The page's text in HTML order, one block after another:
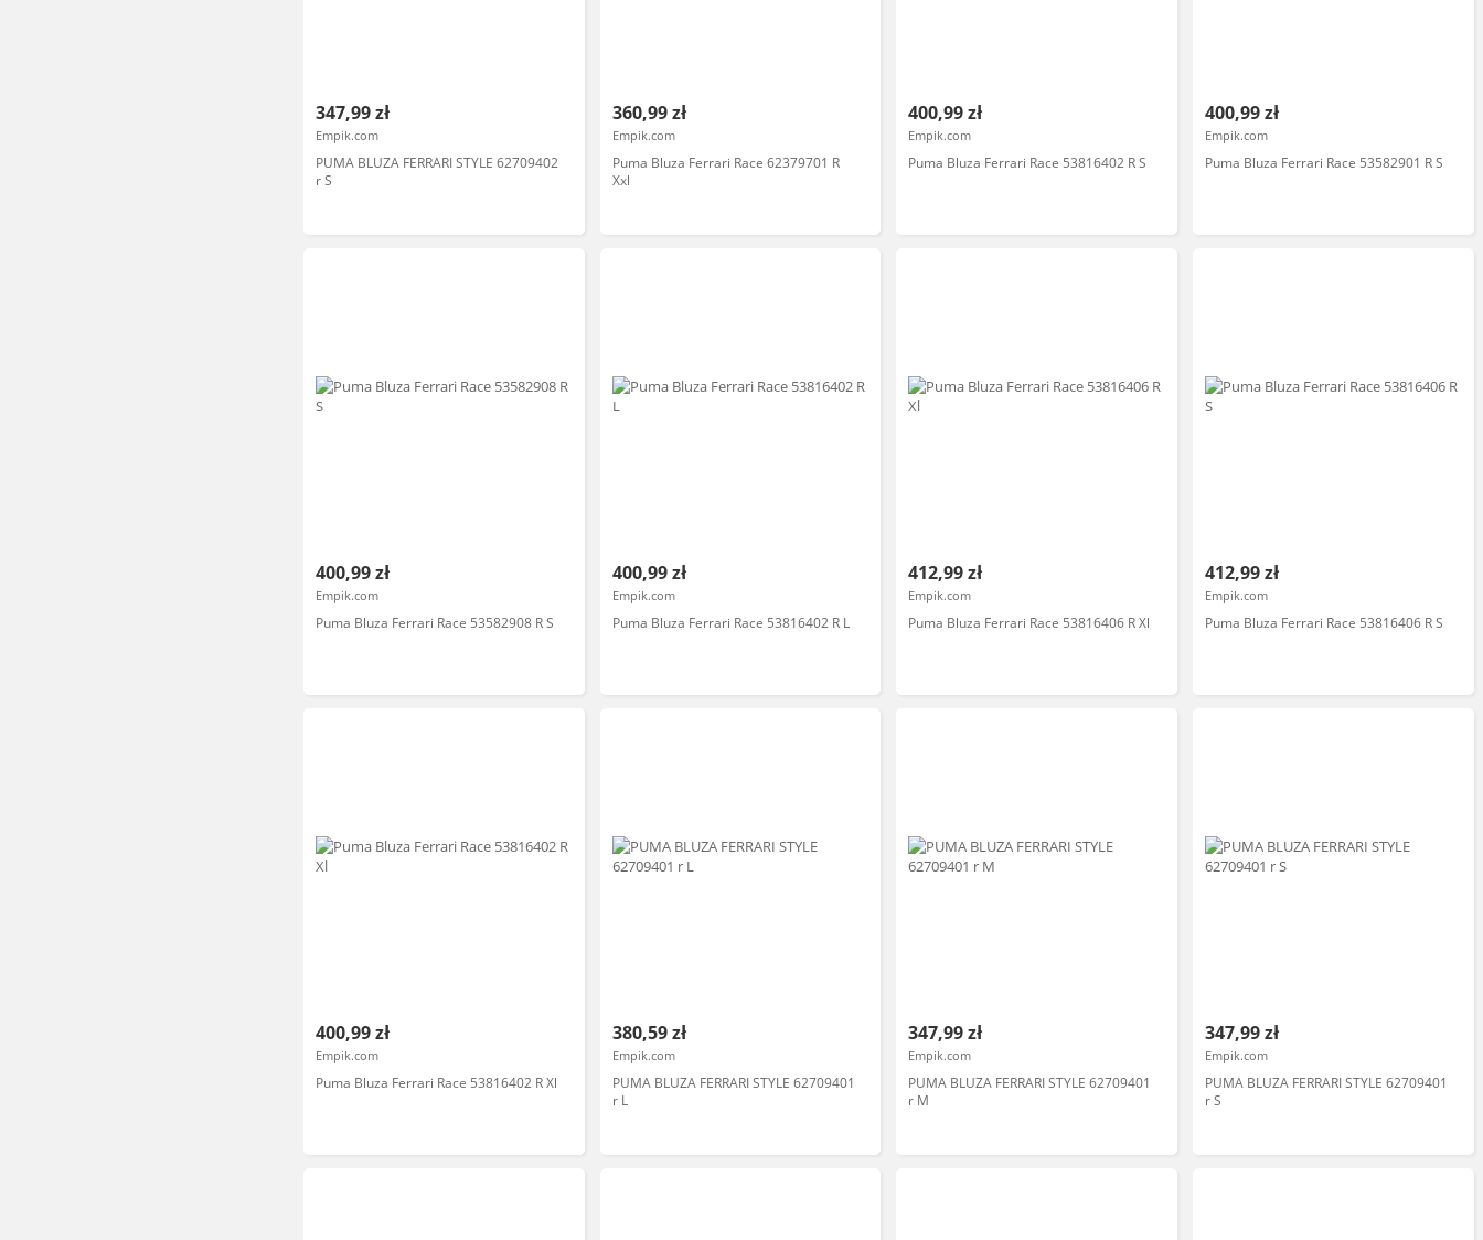
347,99 zł
Empik.com
PUMA BLUZA FERRARI STYLE 62709402
r S
360,99 zł
Empik.com
Puma Bluza Ferrari Race 62379701 R
Xxl
400,99 zł
Empik.com
Puma Bluza Ferrari Race 53816402 R S
400,99 zł
Empik.com
Puma Bluza Ferrari Race 53582901 R S
400,99 zł
Empik.com
Puma Bluza Ferrari Race 53582908 R S
400,99 zł
Empik.com
Puma Bluza Ferrari Race 53816402 R L
412,99 zł
Empik.com
Puma Bluza Ferrari Race 53816406 R Xl
412,99 zł
Empik.com
Puma Bluza Ferrari Race 53816406 R S
400,99 zł
Empik.com
Puma Bluza Ferrari Race 53816402 R Xl
380,59 zł
Empik.com
PUMA BLUZA FERRARI STYLE 62709401
r L
347,99 zł
Empik.com
PUMA BLUZA FERRARI STYLE 62709401
r M
347,99 zł
Empik.com
PUMA BLUZA FERRARI STYLE 62709401
r S